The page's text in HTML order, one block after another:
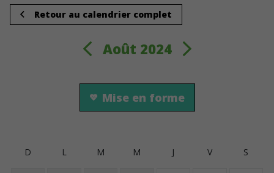
Retour au calendrier complet
Août 2024
Mise en forme
D L M M J V S